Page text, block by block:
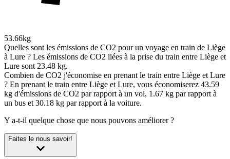
53.66kg
Quelles sont les émissions de CO2 pour un voyage en train de Liège
à Lure ? Les émissions de CO2 liées à la prise du train entre Liège et
Lure sont 23.48 kg.
Combien de CO2 j'économise en prenant le train entre Liège et Lure
? En prenant le train entre Liège et Lure, vous économiserez 43.59
kg d'émissions de CO2 par rapport à un vol, 1.67 kg par rapport à
un bus et 30.18 kg par rapport à la voiture.
Y a-t-il quelque chose que nous pouvons améliorer ?
Faites le nous savoir!